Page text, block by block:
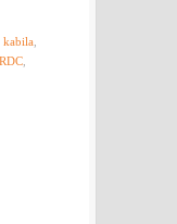
kabila
RDC